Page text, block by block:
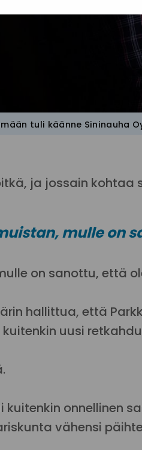
tuli käänne Sininauha
ja jossain
mulle on
on sanottu, että
hallittua, että
uusi
onnellinen
vähensi